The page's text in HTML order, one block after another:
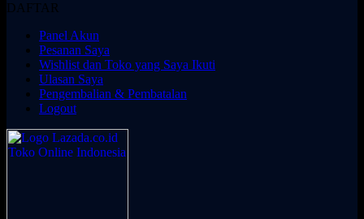
DAFTAR
Panel Akun
Pesanan Saya
Wishlist dan Toko yang Saya Ikuti
Ulasan Saya
Pengembalian & Pembatalan
Logout